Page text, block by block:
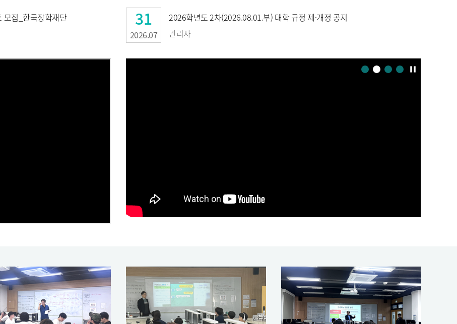
모집_한국장학재단
31
2026.07
2026학년도 2차(2026.08.01.부) 대학 규정 제·개정 공지
관리자
1 2 3 4 pause